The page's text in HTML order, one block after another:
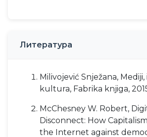
Литература
Milivojević Snježana,
kultura, Fabrika knjiga,
McChesney W. Robert,
Disconnect: How
the Internet against